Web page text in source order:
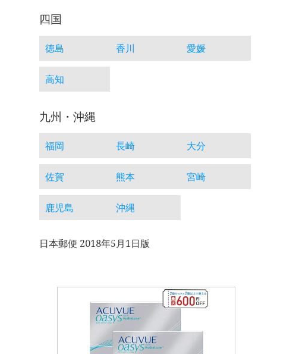
四国
徳島 香川 愛媛
高知
九州・沖縄
福岡 長崎 大分
佐賀 熊本 宮崎
鹿児島 沖縄
日本郵便 2018年5月1日版